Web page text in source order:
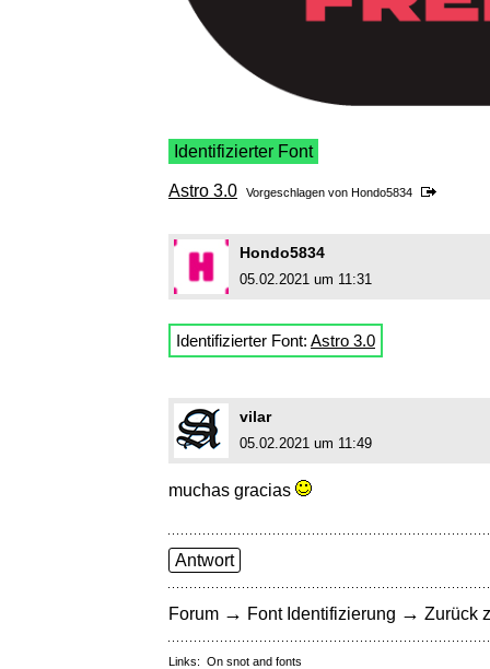
Identifizierter Font
Astro 3.0 Vorgeschlagen von Hondo5834
Hondo5834
05.02.2021 um 11:31
Identifizierter Font: Astro 3.0
vilar
05.02.2021 um 11:49
muchas gracias
Antwort
Forum → Font Identifizierung → Zurück
Links: On snot and fonts